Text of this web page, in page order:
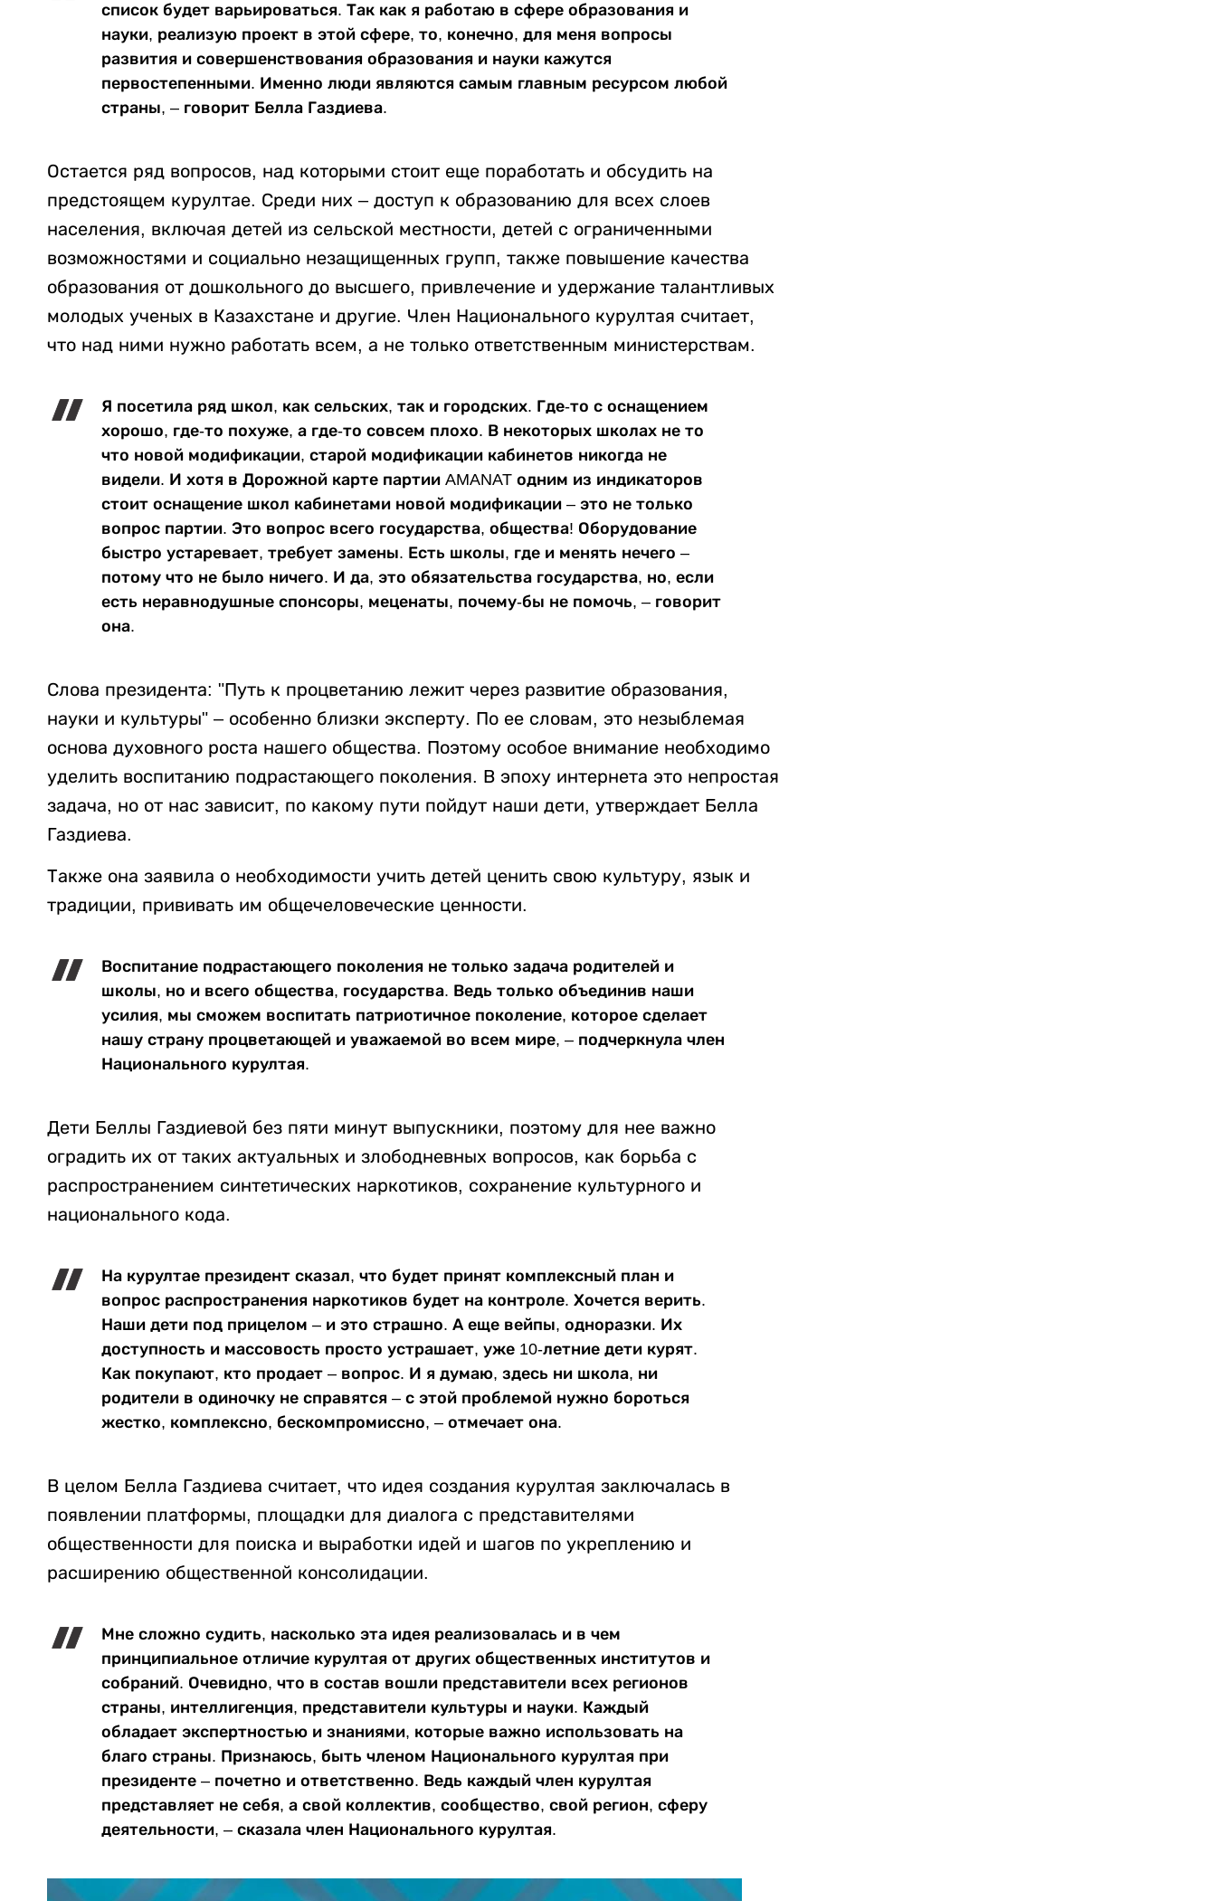
список будет варьироваться. Так как я работаю в сфере образования и
науки, реализую проект в этой сфере, то, конечно, для меня вопросы
развития и совершенствования образования и науки кажутся
первостепенными. Именно люди являются самым главным ресурсом любой
страны, – говорит Белла Газдиева.
Остается ряд вопросов, над которыми стоит еще поработать и обсудить на
предстоящем курултае. Среди них – доступ к образованию для всех слоев
населения, включая детей из сельской местности, детей с ограниченными
возможностями и социально незащищенных групп, также повышение качества
образования от дошкольного до высшего, привлечение и удержание талантливых
молодых ученых в Казахстане и другие. Член Национального курултая считает,
что над ними нужно работать всем, а не только ответственным министерствам.
Я посетила ряд школ, как сельских, так и городских. Где-то с оснащением
хорошо, где-то похуже, а где-то совсем плохо. В некоторых школах не то
что новой модификации, старой модификации кабинетов никогда не
видели. И хотя в Дорожной карте партии AMANAT одним из индикаторов
стоит оснащение школ кабинетами новой модификации – это не только
вопрос партии. Это вопрос всего государства, общества! Оборудование
быстро устаревает, требует замены. Есть школы, где и менять нечего –
потому что не было ничего. И да, это обязательства государства, но, если
есть неравнодушные спонсоры, меценаты, почему-бы не помочь, – говорит
она.
Слова президента: "Путь к процветанию лежит через развитие образования,
науки и культуры" – особенно близки эксперту. По ее словам, это незыблемая
основа духовного роста нашего общества. Поэтому особое внимание необходимо
уделить воспитанию подрастающего поколения. В эпоху интернета это непростая
задача, но от нас зависит, по какому пути пойдут наши дети, утверждает Белла
Газдиева.
Также она заявила о необходимости учить детей ценить свою культуру, язык и
традиции, прививать им общечеловеческие ценности.
Воспитание подрастающего поколения не только задача родителей и
школы, но и всего общества, государства. Ведь только объединив наши
усилия, мы сможем воспитать патриотичное поколение, которое сделает
нашу страну процветающей и уважаемой во всем мире, – подчеркнула член
Национального курултая.
Дети Беллы Газдиевой без пяти минут выпускники, поэтому для нее важно
оградить их от таких актуальных и злободневных вопросов, как борьба с
распространением синтетических наркотиков, сохранение культурного и
национального кода.
На курултае президент сказал, что будет принят комплексный план и
вопрос распространения наркотиков будет на контроле. Хочется верить.
Наши дети под прицелом – и это страшно. А еще вейпы, одноразки. Их
доступность и массовость просто устрашает, уже 10-летние дети курят.
Как покупают, кто продает – вопрос. И я думаю, здесь ни школа, ни
родители в одиночку не справятся – с этой проблемой нужно бороться
жестко, комплексно, бескомпромиссно, – отмечает она.
В целом Белла Газдиева считает, что идея создания курултая заключалась в
появлении платформы, площадки для диалога с представителями
общественности для поиска и выработки идей и шагов по укреплению и
расширению общественной консолидации.
Мне сложно судить, насколько эта идея реализовалась и в чем
принципиальное отличие курултая от других общественных институтов и
собраний. Очевидно, что в состав вошли представители всех регионов
страны, интеллигенция, представители культуры и науки. Каждый
обладает экспертностью и знаниями, которые важно использовать на
благо страны. Признаюсь, быть членом Национального курултая при
президенте – почетно и ответственно. Ведь каждый член курултая
представляет не себя, а свой коллектив, сообщество, свой регион, сферу
деятельности, – сказала член Национального курултая.